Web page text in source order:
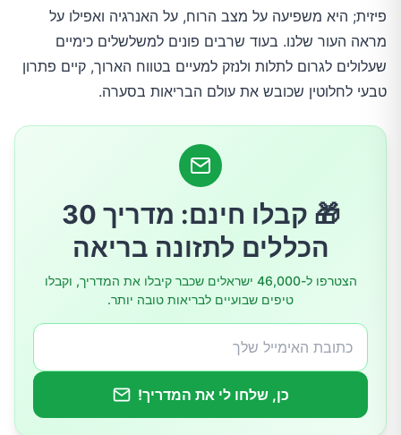
2. הלימון: המרענן הרשמי
המתכון המדויק לתוצאות מהירות
אזהרות חשובות: אל תעשו את הטעות הזו
פיזית; היא משפיעה על מצב הרוח, על האנרגיה ואפילו על
מראה העור שלנו. בעוד שרבים פונים למשלשלים כימיים
שעלולים לגרום לתלות ולנזק למעיים בטווח הארוך, קיים פתרון
טבעי לחלוטין שכובש את עולם הבריאות בסערה.
🎁 קבלו חינם: מדריך 30
הכללים לתזונה בריאה
הצטרפו ל-46,000 ישראלים שכבר קיבלו את המדריך, וקבלו
טיפים שבועיים לבריאות טובה יותר.
כן, שלחו לי את המדריך!